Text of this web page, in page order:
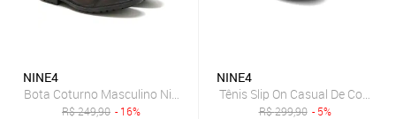
NINE4
Bota Coturno Masculino Nine4 Dia a Dia Estiloso Cano Médio Café
R$249,90 - 16%
NINE4
Tênis Slip On Casual De Couro
R$299,90 - 5%